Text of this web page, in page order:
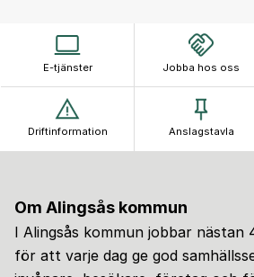
E-tjänster Jobba hos oss
Driftinformation Anslagstavla
Om Alingsås kommun
I Alingsås kommun jobbar nästan
för att varje dag ge god